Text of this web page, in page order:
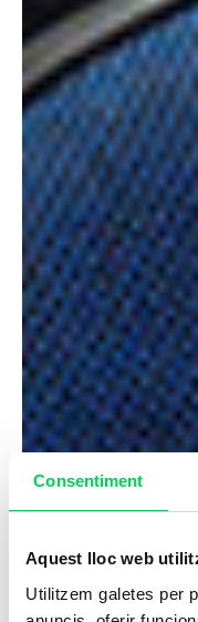
Consentiment
Aquest lloc web
Utilitzem galetes per